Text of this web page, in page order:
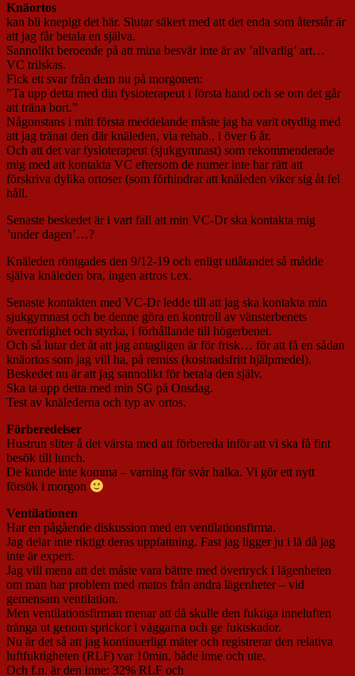
Knäortos
kan bli knepigt det här. Slutar säkert med att det enda som återstår är
att jag får betala en själva.
Sannolikt beroende på att mina besvär inte är av ’allvarlig’ art…
VC trilskas.
Fick ett svar från dem nu på morgonen:
”Ta upp detta med din fysioterapeut i första hand och se om det går
att träna bort.”
Någonstans i mitt första meddelande måste jag ha varit otydlig med
att jag tränat den där knäleden, via rehab., i över 6 år.
Och att det var fysioterapeut (sjukgymnast) som rekommenderade
mig med att kontakta VC eftersom de numer inte har rätt att
förskriva dylika ortoser (som förhindrar att knäleden viker sig åt fel
håll.
Senaste beskedet är i vart fall att min VC-Dr ska kontakta mig
’under dagen’…?
Knäleden röntgades den 9/12-19 och enligt utlåtandet så mådde
själva knäleden bra, ingen artros t.ex.
Senaste kontakten med VC-Dr ledde till att jag ska kontakta min
sjukgymnast och be denne göra en kontroll av vänsterbenets
överrörlighet och styrka, i förhållande till högerbenet.
Och så lutar det åt att jag antagligen är för frisk… för att få en sådan
knäortos som jag vill ha, på remiss (kostnadsfritt hjälpmedel).
Beskedet nu är att jag sannolikt för betala den själv.
Ska ta upp detta med min SG på Onsdag.
Test av knälederna och typ av ortos.
Förberedelser
Hustrun sliter å det värsta med att förbereda inför att vi ska få fint
besök till lunch.
De kunde inte komma – varning för svår halka. Vi gör ett nytt
försök i morgon
Ventilationen
Har en pågående diskussion med en ventilationsfirma.
Jag delar inte riktigt deras uppfattning. Fast jag ligger ju i lä då jag
inte är expert.
Jag vill mena att det måste vara bättre med övertryck i lägenheten
om man har problem med matos från andra lägenheter – vid
gemensam ventilation.
Men ventilationsfirman menar att då skulle den fuktiga inneluften
tränga ut genom sprickor i väggarna och ge fuktskador.
Nu är det så att jag kontinuerligt mäter och registrerar den relativa
luftfuktigheten (RLF) var 10min, både inne och ute.
Och f.n. är den inne: 32% RLF och